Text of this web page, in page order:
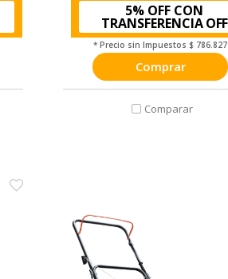
5% OFF CON
TRANSFERENCIA
* Precio sin Impuestos $ 786.827
Comprar